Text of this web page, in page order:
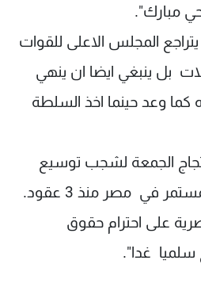
مبارك".
المجلس الاعلى للقوات
بل ينبغي ايضا ان ينهي
وعد حينما اخذ السلطة
الجمعة لشجب توسيع
في مصر منذ 3 عقود.
على احترام حقوق
سلميا غدا".